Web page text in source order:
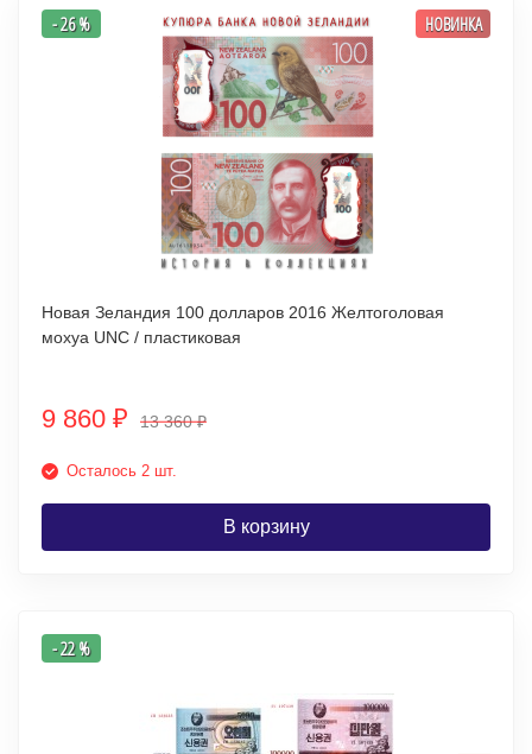
- 26 % НОВИНКА
Новая Зеландия 100 долларов 2016 Желтоголовая
мохуа UNC / пластиковая
9 860 ₽ 13 360₽
Осталось 2 шт.
В корзину
- 22 %